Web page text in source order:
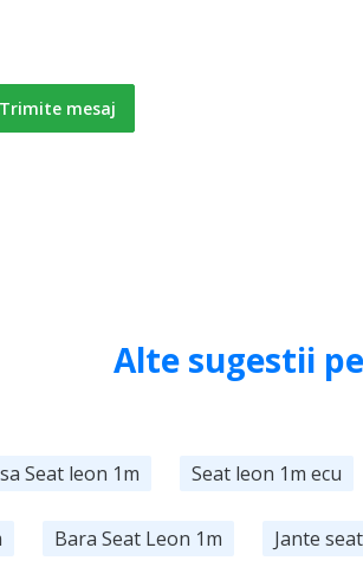
Trimite mesaj
Alte sugestii
Seat leon 1m Seat leon 1m ecu
Bara Seat Leon 1m Jante